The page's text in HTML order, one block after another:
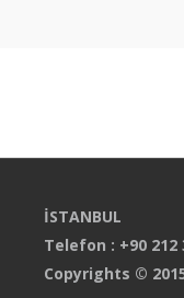
İSTANBUL
Telefon : +90 212
Copyrights ©